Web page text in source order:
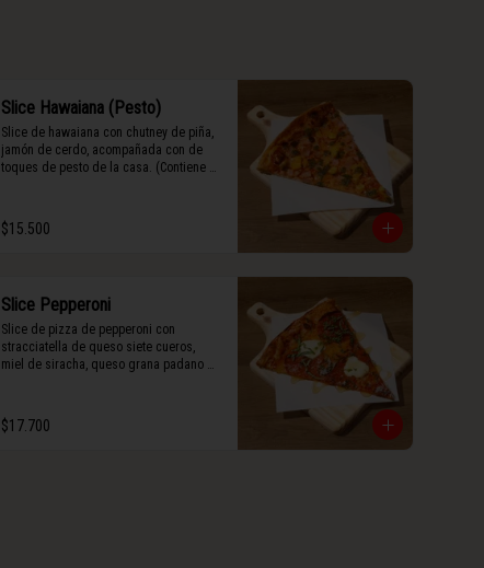
Slice Hawaiana (Pesto)
Slice de hawaiana con chutney de piña,
jamón de cerdo, acompañada con de
toques de pesto de la casa. (Contiene
$15.500
Slice Pepperoni
Slice de pizza de pepperoni con
stracciatella de queso siete cueros,
miel de siracha, queso grana padano y
$17.700